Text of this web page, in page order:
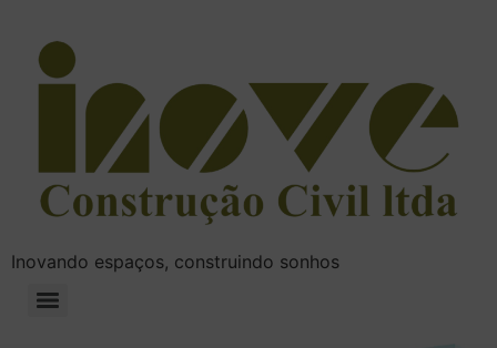
Inovando espaços, construindo sonhos